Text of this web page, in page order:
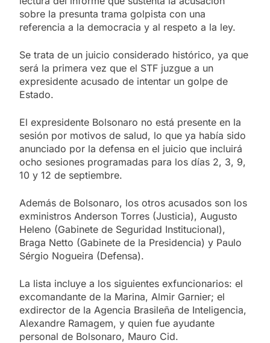
sobre la presunta trama golpista con una
referencia a la democracia y al respeto a la ley.
Se trata de un juicio considerado histórico, ya que
será la primera vez que el STF juzgue a un
expresidente acusado de intentar un golpe de
Estado.
El expresidente Bolsonaro no está presente en la
sesión por motivos de salud, lo que ya había sido
anunciado por la defensa en el juicio que incluirá
ocho sesiones programadas para los días 2, 3, 9,
10 y 12 de septiembre.
Además de Bolsonaro, los otros acusados son los
exministros Anderson Torres (Justicia), Augusto
Heleno (Gabinete de Seguridad Institucional),
Braga Netto (Gabinete de la Presidencia) y Paulo
Sérgio Nogueira (Defensa).
La lista incluye a los siguientes exfuncionarios: el
excomandante de la Marina, Almir Garnier; el
exdirector de la Agencia Brasileña de Inteligencia,
Alexandre Ramagem, y quien fue ayudante
personal de Bolsonaro, Mauro Cid.